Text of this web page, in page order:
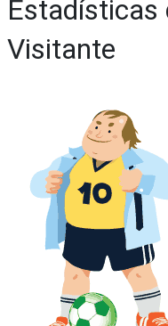
Estadísticas
Visitante